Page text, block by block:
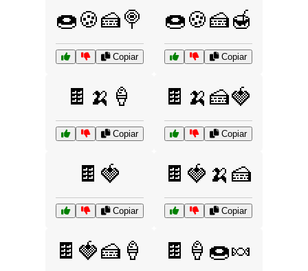
🍩🍪🍰🍭
Copiar
🍩🍪🍰🍯
Copiar
🍫🍌🍦
Copiar
🍫🍌🍰🍓
Copiar
🍫🍓
Copiar
🍫🍓🍌🍰
Copiar
🍫🍓🍰🍦 🍫🍦🍩🍬